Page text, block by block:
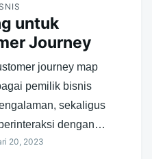
untuk
Journey
journey map
pemilik bisnis
sekaligus
dengan…
20, 2023